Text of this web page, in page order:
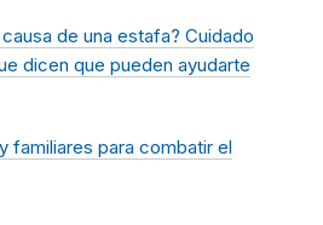
de una estafa? Cuidado
dicen que pueden ayudarte
familiares para combatir el